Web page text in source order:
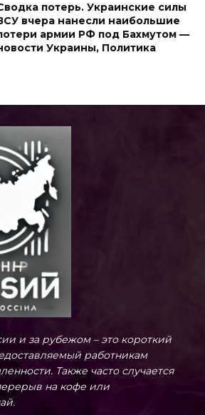
потерь. Украинские силы
вчера нанесли наибольшие
армии РФ под Бахмутом —
Украины, Политика
и за рубежом – это короткий
работникам
Также часто случается
на кофе или